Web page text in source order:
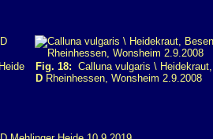
Fig. 18: Calluna vulgaris \
D Rheinhessen, Wonsheim 2.9.2008